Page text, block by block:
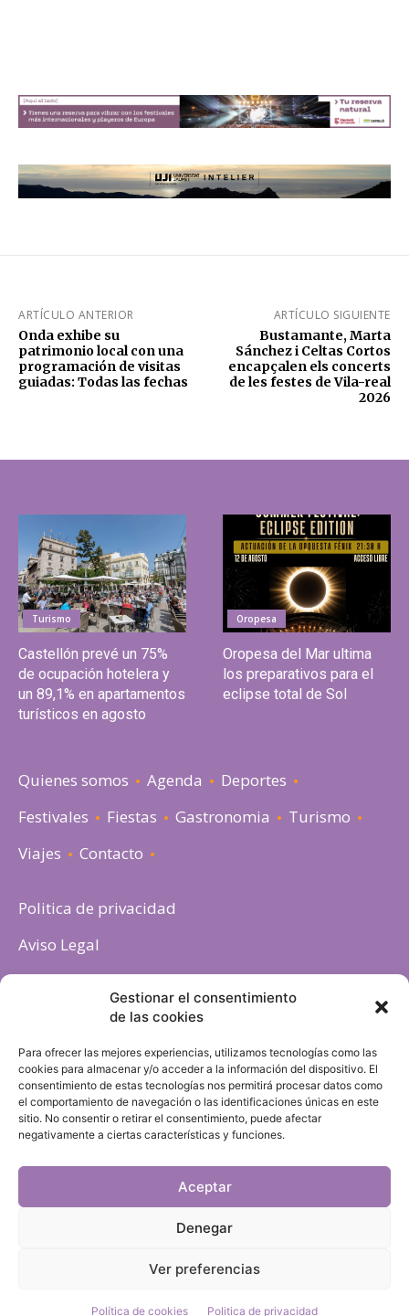
Gestionar el consentimiento
de las cookies
Para ofrecer las mejores experiencias, utilizamos tecnologías como las
cookies para almacenar y/o acceder a la información del dispositivo. El
consentimiento de estas tecnologías nos permitirá procesar datos como
el comportamiento de navegación o las identificaciones únicas en este
sitio. No consentir o retirar el consentimiento, puede afectar
negativamente a ciertas características y funciones.
Aceptar
Denegar
Ver preferencias
Política de cookies Politica de privacidad
ARTÍCULO ANTERIOR
Onda exhibe su
patrimonio local con una
programación de visitas
guiadas: Todas las fechas
ARTÍCULO SIGUIENTE
Bustamante, Marta
Sánchez i Celtas Cortos
encapçalen els concerts
de les festes de Vila-real
2026
Turismo
Castellón prevé un 75%
de ocupación hotelera y
un 89,1% en apartamentos
turísticos en agosto
Oropesa
Oropesa del Mar ultima
los preparativos para el
eclipse total de Sol
Quienes somos Agenda
Deportes
Festivales
Fiestas Gastronomia
Turismo
Viajes
Contacto
Politica de privacidad
Aviso Legal
Política de cookies